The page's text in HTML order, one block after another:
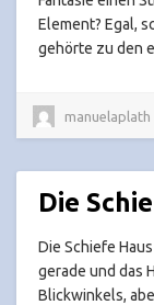
Element? Egal,
gehörte zu den
manuelaplath
Die
Die Schiefe
gerade und das
Blickwinkels,